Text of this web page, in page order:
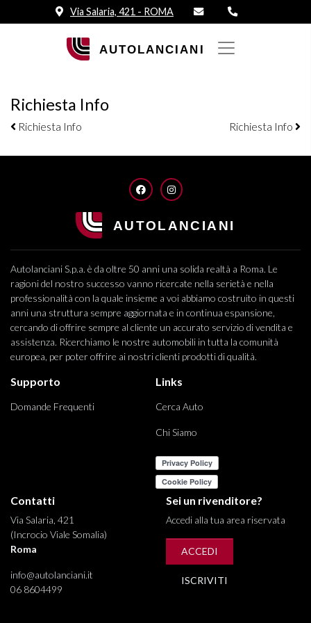
Via Salaria, 421 - ROMA
Richiesta Info
Navigazione elementi
Richiesta Info Richiesta Info
FACEBOOKINSTAGRAM
Autolanciani S.p.a. è da oltre 50 anni una solida realtà a Roma. Le
ragioni del nostro successo vanno ricercate nella serietà e nella
professionalità con la quale insieme a voi abbiamo costruito in questi
anni una struttura sempre aggiornata e in continua espansione,
cercando di offrire sempre al cliente un accurato servizio di vendita e
assistenza. Ricerchiamo le nostre automobili in tutta la comunità
europea, per poter offrire ai nostri clienti prodotti di qualità.
Supporto
Domande Frequenti
Links
Cerca Auto
Chi Siamo
Contatti
Via Salaria, 421
(Incrocio Viale Somalia)
Roma
info@autolanciani.it
06 8604499
Sei un rivenditore?
Accedi alla tua area riservata
ACCEDI
ISCRIVITI